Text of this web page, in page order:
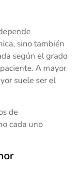
sino también
según el grado
A mayor
suele ser el
de
cada uno